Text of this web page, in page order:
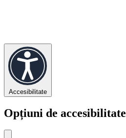
Accesibilitate
Opțiuni de accesibilitate